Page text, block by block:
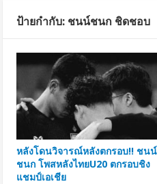
ป้ายกำกับ: ชนน์ชนก ชิดชอบ
หลังโดนวิจารณ์หลังตกรอบ!! ชนน์
ชนก โพสหลังไทยU20 ตกรอบชิง
แชมป์เอเชีย